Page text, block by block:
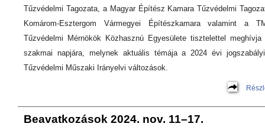
Tűzvédelmi Tagozata, a Magyar Építész Kamara Tűzvédelmi
Komárom-Esztergom Vármegyei Építészkamara valamint a
Tűzvédelmi Mérnökök Közhasznú Egyesülete tisztelettel meghívja
szakmai napjára, melynek aktuális témája a 2024 évi
Tűzvédelmi Műszaki Irányelvi változások.
Beavatkozások 2024. nov. 11–17.